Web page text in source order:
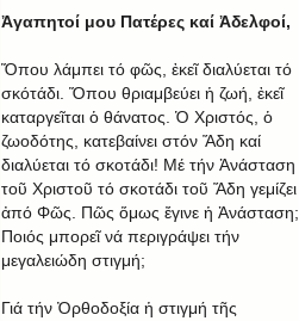
Ἀγαπητοί μου Πατέρες καί Ἀδελφοί,
Ὅπου λάμπει τό φῶς, ἐκεῖ διαλύεται τό
σκότάδι. Ὅπου θριαμβεύει ἡ ζωή, ἐκεῖ
καταργεῖται ὁ θάνατος. Ὁ Χριστός, ὁ
ζωοδότης, κατεβαίνει στόν Ἅδη καί
διαλύεται τό σκοτάδι! Μέ τήν Ἀνάσταση
τοῦ Χριστοῦ τό σκοτάδι τοῦ Ἅδη γεμίζει
ἀπό Φῶς. Πῶς ὅμως ἔγινε ἡ Ἀνάσταση;
Ποιός μπορεῖ νά περιγράψει τήν
μεγαλειώδη στιγμή;
Γιά τήν Ὀρθοδοξία ἡ στιγμή τῆς